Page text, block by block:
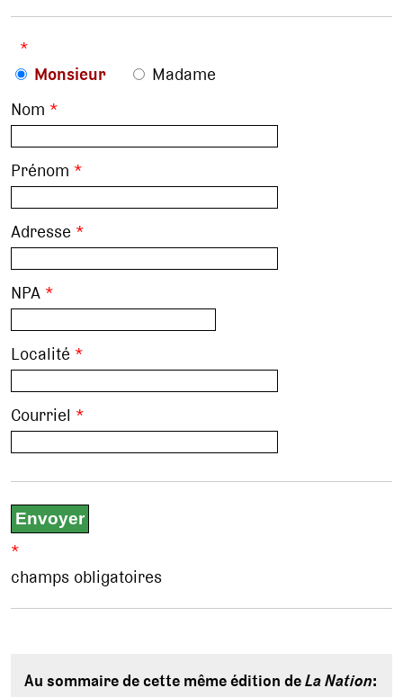
*
Monsieur
Madame
Nom *
Prénom *
Adresse *
NPA *
Localité *
Courriel *
*
champs obligatoires
Au sommaire de cette même édition deLa Nation: